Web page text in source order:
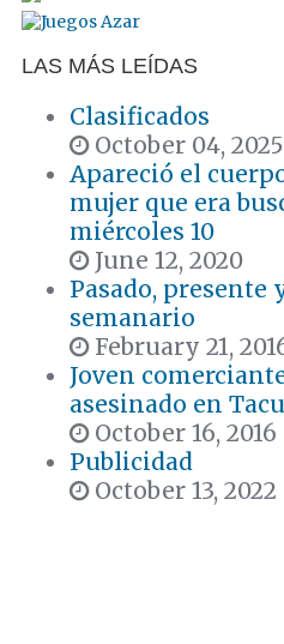
LAS MÁS LEÍDAS
Clasificados
October 04, 2025
Apareció el
mujer que era
miércoles 10
June 12, 2020
Pasado,
semanario
February 21,
Joven
asesinado en
October 16, 2016
Publicidad
October 13, 2022